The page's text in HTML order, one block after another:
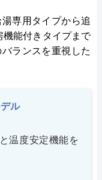
専用タイプから追
機能付きタイプまで
ランスを重視した
ル
温度安定機能を